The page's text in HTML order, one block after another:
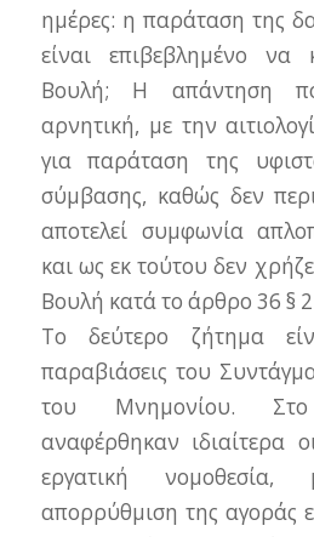
ημέρες: η παράταση της
είναι επιβεβλημένο
Βουλή; Η απάντηση
αρνητική, με την
για παράταση της
σύμβασης, καθώς δεν
αποτελεί συμφωνία
και ως εκ τούτου δεν
Βουλή κατά το άρθρο 36 §
Το δεύτερο ζήτημα
παραβιάσεις του
του Μνημονίου.
αναφέρθηκαν ιδιαίτερα
εργατική
απορρύθμιση της αγοράς